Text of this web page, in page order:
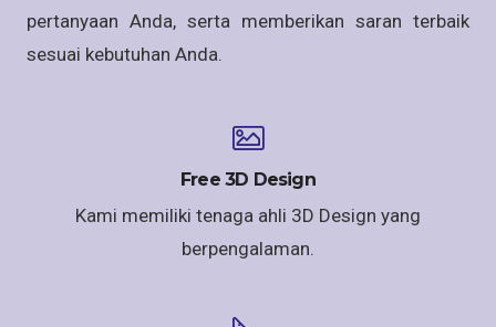
pertanyaan Anda, serta memberikan saran terbaik
sesuai kebutuhan Anda.
Free 3D Design
Kami memiliki tenaga ahli 3D Design yang
berpengalaman.